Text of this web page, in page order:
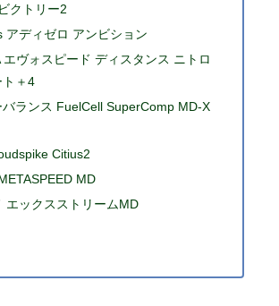
クトリー2
アディゼロ アンビション
エヴォスピード ディスタンス ニトロ
ト＋4
バランス FuelCell SuperComp MD-X
Citius2
MD
エックスストリームMD